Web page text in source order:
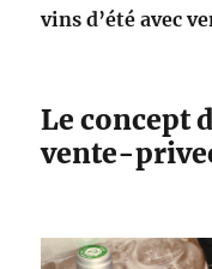
vins d’été avec
Le concept
vente-